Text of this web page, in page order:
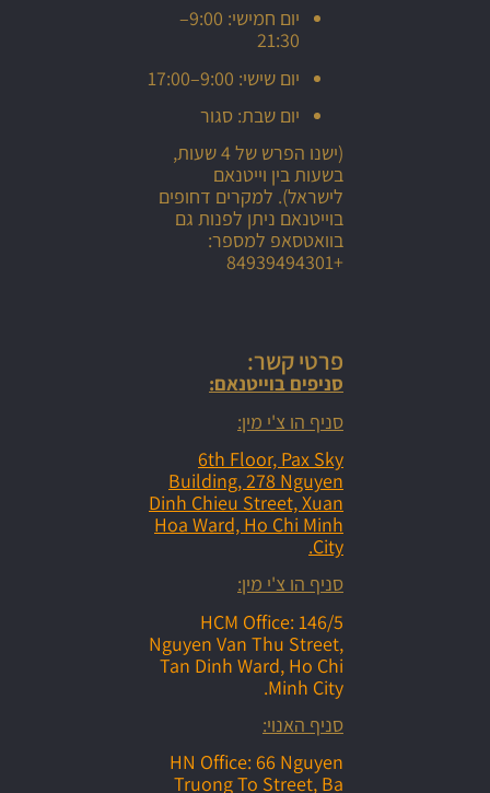
יום חמישי: 9:00–
21:30
יום שישי: 9:00–17:00
יום שבת: סגור
(ישנו הפרש של 4 שעות,
בשעות בין וייטנאם
לישראל). למקרים דחופים
בוייטנאם ניתן לפנות גם
בוואטסאפ למספר:
+84939494301
פרטי קשר:
סניפים בוייטנאם:
סניף הו צ'י מין:
6th Floor, Pax Sky
Building, 278 Nguyen
Dinh Chieu Street, Xuan
Hoa Ward, Ho Chi Minh
City.
סניף הו צ'י מין:
HCM Office: 146/5
Nguyen Van Thu Street,
Tan Dinh Ward, Ho Chi
Minh City.
סניף האנוי:
HN Office: 66 Nguyen
Truong To Street, Ba